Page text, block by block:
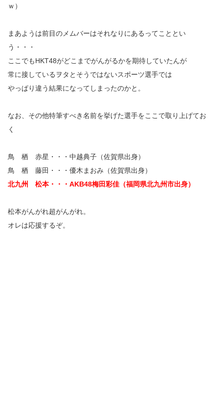
ｗ）
まあようは前目のメムバーはそれなりにあるってこととい
う・・・
ここでもHKT48がどこまでがんがるかを期待していたんが
常に接しているヲタとそうではないスポーツ選手では
やっぱり違う結果になってしまったのかと。
なお、その他特筆すべき名前を挙げた選手をここで取り上げてお
く
鳥 栖 赤星・・・中越典子（佐賀県出身）
鳥 栖 藤田・・・優木まおみ（佐賀県出身）
北九州 松本・・・AKB48梅田彩佳（福岡県北九州市出身）
松本がんがれ超がんがれ。
オレは応援するぞ。